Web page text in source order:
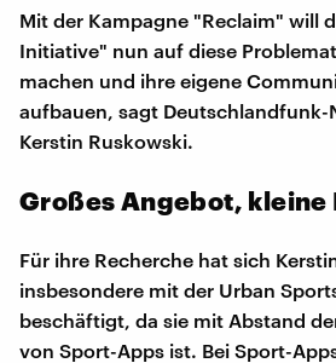
Mit der Kampagne "Reclaim" will
Initiative" nun auf diese
machen und ihre eigene
aufbauen, sagt Deutschlandfunk-
Kerstin Ruskowski.
Großes Angebot, kleine
Für ihre Recherche hat sich
insbesondere mit der Urban
beschäftigt, da sie mit Abstand
von Sport-Apps ist. Bei Sport-